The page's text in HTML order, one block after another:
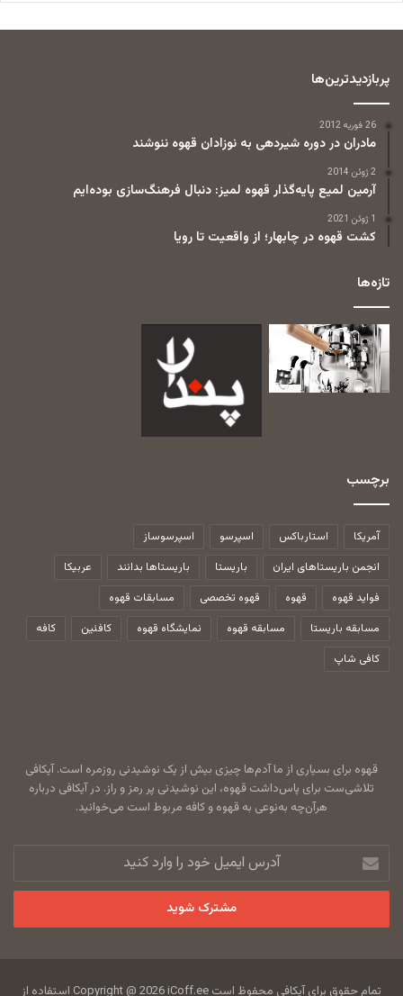
پربازدیدترین‌ها
26 فوریه 2012
مادران در دوره شیردهی به نوزادان قهوه ننوشند
2 ژوئن 2014
آرمین لمیع پایه‌گذار قهوه لمیز: دنبال فرهنگ‌سازی بوده‌ایم
1 ژوئن 2021
کشت قهوه در چابهار؛ از واقعیت تا رویا
تازه‌ها
برچسب
آمریکا استارباکس اسپرسو
اسپرسوساز
انجمن باریستاهای ایران
باریستا باریستاها بدانند
عربیکا
فواید قهوه
قهوه قهوه تخصصی
مسابقات قهوه
مسابقه باریستا
مسابقه قهوه نمایشگاه قهوه کافئین
کافه
کافی شاپ
قهوه برای بسیاری از ما آدم‌ها چیزی بیش از یک نوشیدنی روزمره است. آیکافی
تلاشی‌ست برای پاس‌داشت قهوه، این نوشیدنی پر رمز و راز. در آیکافی درباره
هرآن‌چه به‌نوعی به قهوه و کافه مربوط است می‌خوانید.
آدرس
ایمیل
خود
وارد
تمام حقوق برای آیکافی محفوظ است Copyright @ 2026 iCoff.ee استفاده از